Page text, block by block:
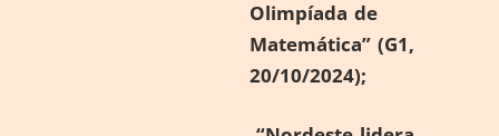
Olimpíada de
Matemática” (G1,
20/10/2024);